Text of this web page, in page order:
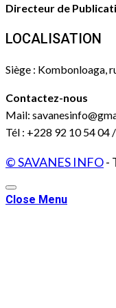
Directeur de
LOCALISATION
Siège : Kombonloaga,
Contactez-nous
Mail:
Tél : +228 92 10 54 04
© SAVANES INFO-
Close Menu